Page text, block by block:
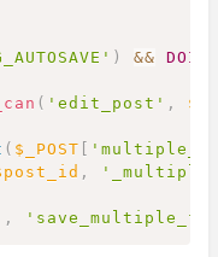
) &&
( 'edit_post' ,
( $_POST [
,
,